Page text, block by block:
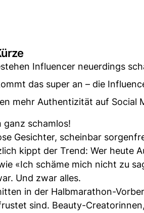
Influencer neuerdings
das super an – die
mehr Authentizität auf Social
ganz schamlos!
Gesichter, scheinbar
kippt der Trend: Wer heute
«Ich schäme mich nicht zu
Und zwar alles.
in der Halbmarathon-
sind. Beauty-